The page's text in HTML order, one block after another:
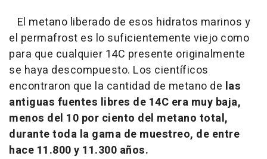
El metano liberado de esos hidratos marinos y
el permafrost es lo suficientemente viejo como
para que cualquier 14C presente originalmente
se haya descompuesto. Los científicos
encontraron que la cantidad de metano de las
antiguas fuentes libres de 14C era muy baja,
menos del 10 por ciento del metano total,
durante toda la gama de muestreo, de entre
hace 11.800 y 11.300 años.